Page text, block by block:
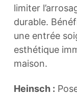
limiter
durable.
une entrée
esthétique
maison.
Heinsch :